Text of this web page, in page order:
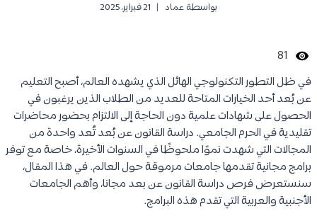
بواسطة عماد 21 فبراير، 2025
81
في ظل التطور التكنولوجي الهائل الذي يشهده العالم، أصبح التعليم
عن بُعد أحد الخيارات المتاحة للعديد من الطلاب الذين يرغبون في
الحصول على شهادات علمية دون الحاجة إلى الالتزام بحضور محاضرات
تقليدية في الحرم الجامعي. دراسة القانون عن بُعد تُعد واحدة من
المجالات التي شهدت نموًا ملحوظًا في السنوات الأخيرة، خاصة مع توفر
برامج مجانية تقدمها جامعات مرموقة حول العالم. في هذا المقال،
سنستعرض فرص دراسة القانون عن بعد مجانا، وأهم الجامعات
الأجنبية والعربية التي تقدم هذه البرامج.